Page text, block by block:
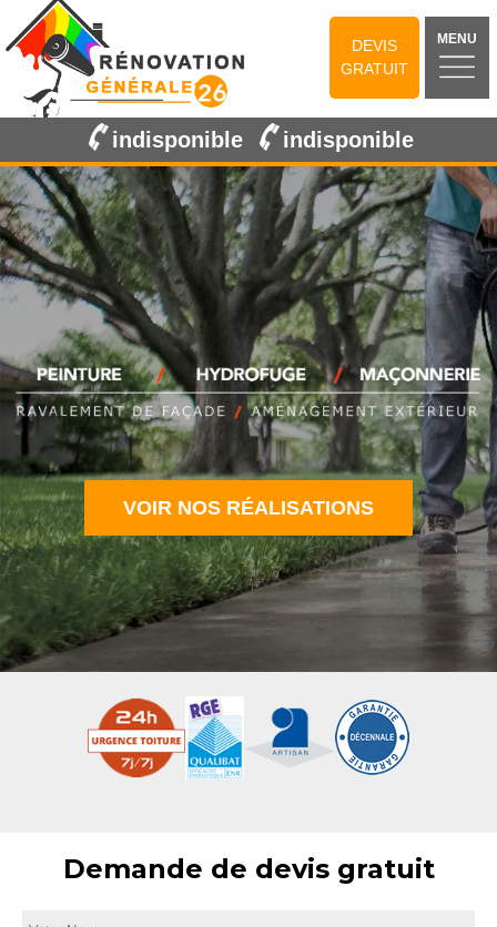
DEVIS
GRATUIT
MENU
indisponible indisponible
VOIR NOS RÉALISATIONS
Demande de devis gratuit